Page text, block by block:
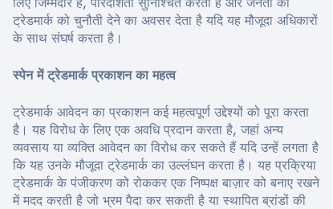
ट्रेडमार्क को चुनौती देने का अवसर देता है यदि यह मौजूदा अधिकारों
के साथ संघर्ष करता है।
स्पेन में ट्रेडमार्क प्रकाशन का महत्व
ट्रेडमार्क आवेदन का प्रकाशन कई महत्वपूर्ण उद्देश्यों को पूरा करता
है। यह विरोध के लिए एक अवधि प्रदान करता है, जहां अन्य
व्यवसाय या व्यक्ति आवेदन का विरोध कर सकते हैं यदि उन्हें लगता है
कि यह उनके मौजूदा ट्रेडमार्क का उल्लंघन करता है। यह प्रक्रिया
ट्रेडमार्क के पंजीकरण को रोककर एक निष्पक्ष बाज़ार को बनाए रखने
में मदद करती है जो भ्रम पैदा कर सकती है या स्थापित ब्रांडों की